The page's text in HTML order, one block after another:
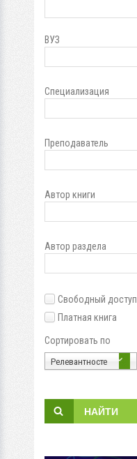
ВУЗ
Специализация
Преподаватель
Автор книги
Автор раздела
Свободный доступ
Платная книга
Сортировать по
Релевантносте